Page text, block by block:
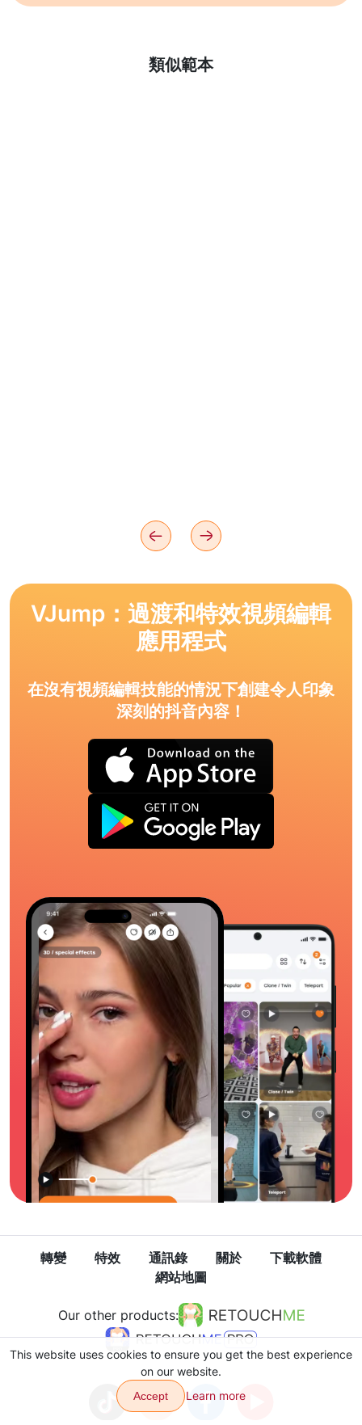
類似範本
了解更多
VJump：過渡和特效視頻編輯
應用程式
在沒有視頻編輯技能的情況下創建令人印象
深刻的抖音內容！
轉變 特效 通訊錄 關於
下載軟體
網站地圖
Our other products:
This website uses cookies to ensure you get the best experience
on our website.
Accept Learn more